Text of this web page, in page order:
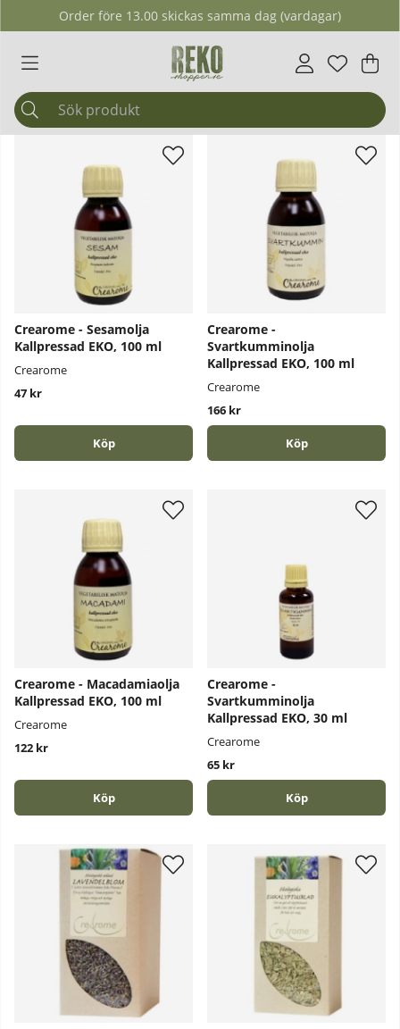
Order före 13.00 skickas samma dag (vardagar)
Antal i
. .
Crearome - Sesamolja
Kallpressad EKO, 100 ml
Crearome
47 kr
Köp
Crearome -
Svartkumminolja
Kallpressad EKO, 100 ml
Crearome
166 kr
Köp
Crearome - Macadamiaolja
Kallpressad EKO, 100 ml
Crearome
122 kr
Köp
Crearome -
Svartkumminolja
Kallpressad EKO, 30 ml
Crearome
65 kr
Köp